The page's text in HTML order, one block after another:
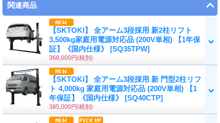
関連商品
【SKTOKI】 全アーム3段採用 新2柱リフト
3,500kg家庭用電源対応品 (200V単相) 【1年保
証】《国内仕様》 [SQ35TPW]
368,000円(税別)
【SKTOKI】 全アーム3段採用 新 門型2柱リフ
ト 4,000kg 家庭用電源対応品 (200V単相) 【1
年保証】《国内仕様》 [SQ40CTP]
385,000円(税別)